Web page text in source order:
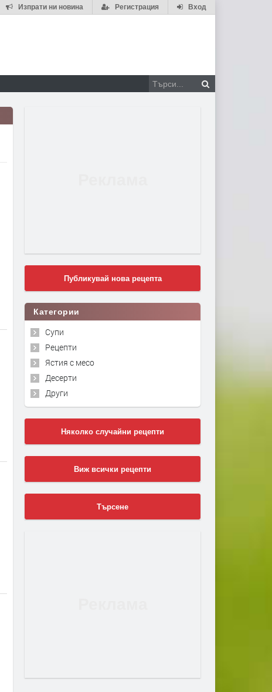
Вход
Регистрация
Изпрати ни новина
Публикувай нова рецепта
Категории
Супи
Рецепти
Ястия с месо
Десерти
Други
Няколко случайни рецепти
Виж всички рецепти
Търсене